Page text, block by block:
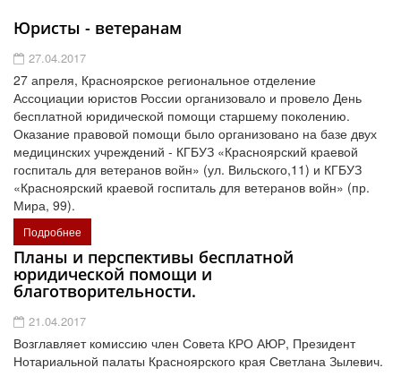
Юристы - ветеранам
27.04.2017
27 апреля, Красноярское региональное отделение
Ассоциации юристов России организовало и провело День
бесплатной юридической помощи старшему поколению.
Оказание правовой помощи было организовано на базе двух
медицинских учреждений - КГБУЗ «Красноярский краевой
госпиталь для ветеранов войн» (ул. Вильского,11) и КГБУЗ
«Красноярский краевой госпиталь для ветеранов войн» (пр.
Мира, 99).
Подробнее
Планы и перспективы бесплатной
юридической помощи и
благотворительности.
21.04.2017
Возглавляет комиссию член Совета КРО АЮР, Президент
Нотариальной палаты Красноярского края Светлана Зылевич.